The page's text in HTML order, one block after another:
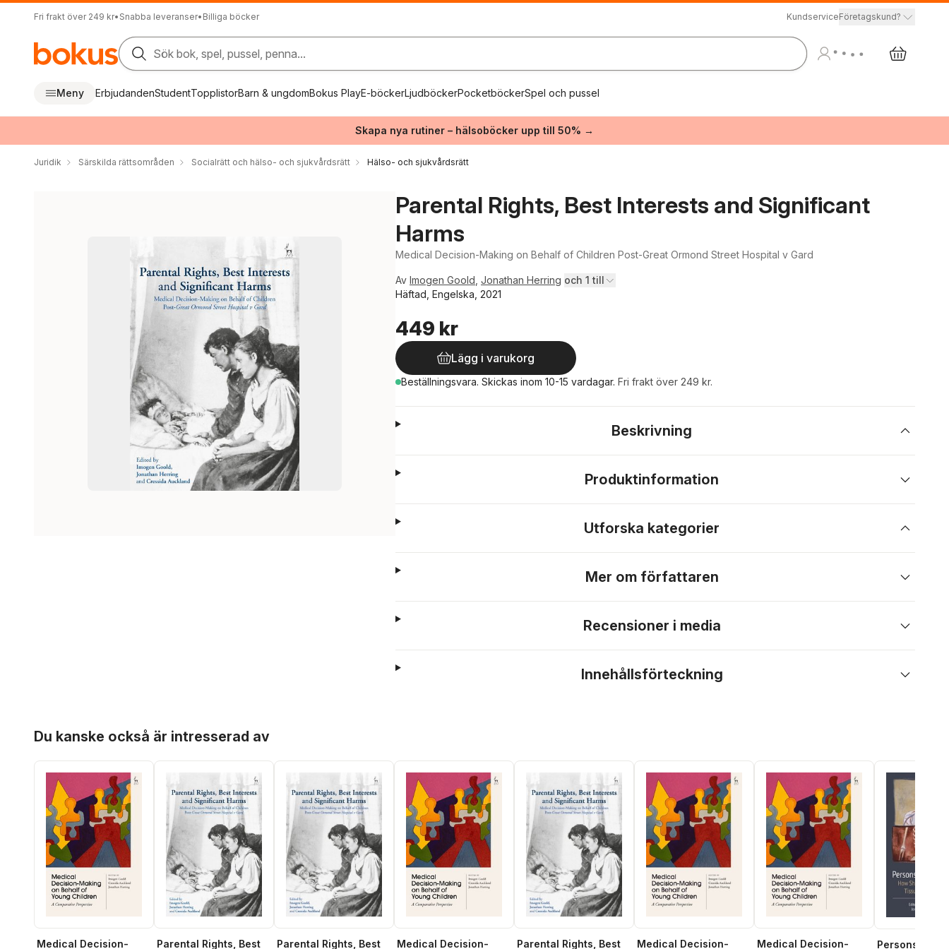
Fri frakt över 249 kr• Snabba leveranser• Billiga böcker KundserviceFöretagskund?
Sök bok, spel, pussel, penna...
Meny ErbjudandenStudentTopplistorBarn & ungdomBokus PlayE-böckerLjudböckerPocketböckerSpel och pussel
Skapa nya rutiner – hälsoböcker upp till 50% →
Juridik Särskilda rättsområden Socialrätt och hälso- och sjukvårdsrätt Hälso- och sjukvårdsrätt
Parental Rights, Best Interests and Significant
Harms
Medical Decision-Making on Behalf of Children Post-Great Ormond Street Hospital v Gard
Av Imogen Goold Jonathan Herring och 1 till
Häftad, Engelska, 2021
449 kr
Lägg i varukorg
Beställningsvara. Skickas inom 10-15 vardagar. Fri frakt över 249 kr.
Beskrivning
Produktinformation
Utforska kategorier
Mer om författaren
Recensioner i media
Innehållsförteckning
Du kanske också är intresserad av
Medical Decision- Parental Rights, Best Parental Rights, Best Medical Decision- Parental Rights, Best Medical Decision- Medical Decision- Persons,